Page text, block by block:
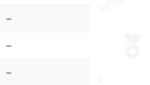
–
–
–